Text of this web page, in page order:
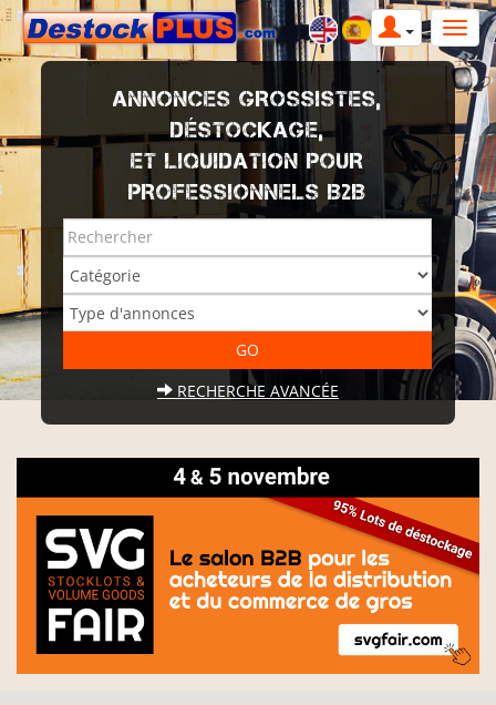
ANNONCES GROSSISTES,
DÉSTOCKAGE,
ET LIQUIDATION POUR
PROFESSIONNELS B2B
RECHERCHE AVANCÉE